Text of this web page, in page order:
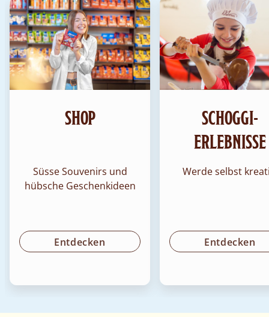
SHOP
Süsse Souvenirs und
hübsche Geschenkideen
Entdecken
SCHOGGI-
ERLEBNISSE
Werde selbst
Entdecken